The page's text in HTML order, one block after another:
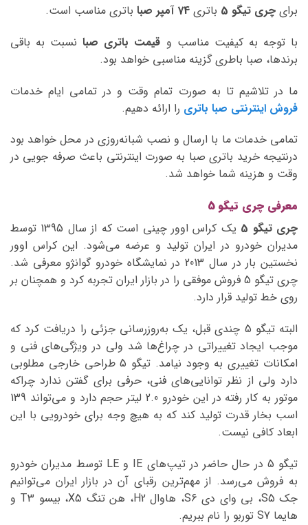
برای چری تیگو 5 باتری
باتری مناسب است.
با توجه به کیفیت مناسب و قیمت باتری صبانسبت به باقی
برندها، صبا باطری گزینه مناسبی خواهد بود.
ما در تلاشیم تا به صورت تمام وقت و در تمامی ایام خدمات
فروش اینترنتی صبا باتری را ارائه دهیم.
تمامی خدمات ما با ارسال و نصب شبانه‌روزی در محل خواهد بود
درنتیجه خرید باتری صبا به صورت اینترنتی باعث صرفه جویی در
وقت و هزینه شما خواهد شد.
معرفی چری تیگو 5
چری تیگو 5
یک کراس اوور چینی است که از سال 1395 توسط
مدیران خودرو در ایران تولید و عرضه می‌شود. این کراس اوور
نخستین بار در سال 2013 در نمایشگاه خودرو گوانژو معرفی شد.
چری تیگو 5 فروش موفقی را در بازار ایران تجربه کرد و همچنان بر
روی خط تولید قرار دارد.
البته تیگو 5 چندی قبل، یک به‌روزرسانی جزئی را دریافت کرد که
موجب ایجاد تغییراتی در چراغ‌ها شد ولی در ویژگی‌های فنی و
امکانات تغییری به وجود نیامد. تیگو 5 طراحی خارجی مطلوبی
دارد ولی از نظر توانایی‌های فنی، حرفی برای گفتن ندارد چراکه
موتور به کار رفته در این خودرو 2.0 لیتر حجم دارد و می‌تواند 139
اسب بخار قدرت تولید کند که به هیچ وجه برای خودرویی با این
ابعاد کافی نیست.
تیگو 5 در حال حاضر در تیپ‌های IE و LE توسط مدیران خودرو
به فروش می‌رسد. از مهم‌ترین رقبای آن در بازار ایران می‌توانیم
جک S5، بی وای دی S6، هاوال H2، هن تنگ X5، بیسو T3 و
هایما S7 توربو را نام ببریم.